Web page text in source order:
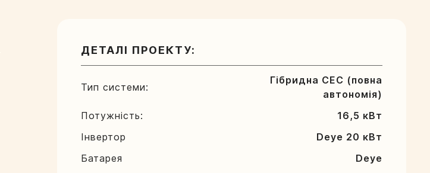
ДЕТАЛІ ПРОЕКТУ:
Тип системи:
Гібридна СЕС (повна
автономія)
Потужність:
16,5 кВт
Інвертор
Deye 20 кВт
Батарея
Deye